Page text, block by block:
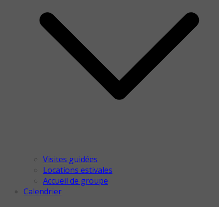
Visites guidées
Locations estivales
Accueil de groupe
Calendrier